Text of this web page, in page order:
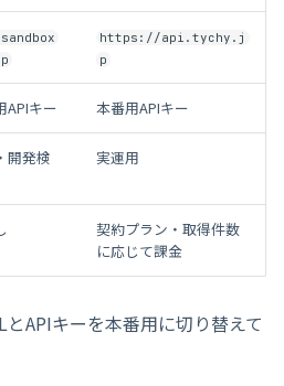
https://api.tychy.j
p
APIキー 本番用APIキー
開発検
実運用
契約プラン・取得件数
に応じて課金
APIキーを本番用に切り替えて